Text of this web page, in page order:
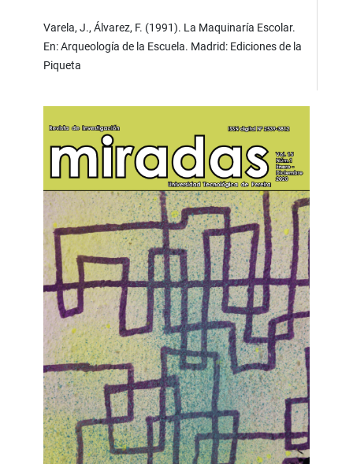
Varela, J., Álvarez, F. (1991). La Maquinaría Escolar.
En: Arqueología de la Escuela. Madrid: Ediciones de la
Piqueta